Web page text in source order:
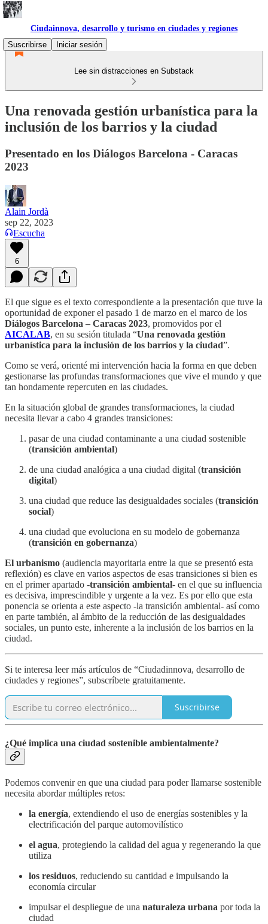
Ciudainnova, desarrollo y turismo en ciudades y regiones
Suscribirse
Iniciar sesión
Lee sin distracciones en Substack
Una renovada gestión urbanística para la
inclusión de los barrios y la ciudad
Presentado en los Diálogos Barcelona - Caracas
2023
Alain Jordà
sep 22, 2023
Escucha
6
El que sigue es el texto correspondiente a la presentación que tuve la
oportunidad de exponer el pasado 1 de marzo en el marco de los
Diálogos Barcelona – Caracas 2023, promovidos por el
AICALAB, en su sesión titulada “Una renovada gestión
urbanística para la inclusión de los barrios y la ciudad”.
Como se verá, orienté mi intervención hacia la forma en que deben
gestionarse las profundas transformaciones que vive el mundo y que
tan hondamente repercuten en las ciudades.
En la situación global de grandes transformaciones, la ciudad
necesita llevar a cabo 4 grandes transiciones:
pasar de una ciudad contaminante a una ciudad sostenible
(transición ambiental)
de una ciudad analógica a una ciudad digital (transición
digital)
una ciudad que reduce las desigualdades sociales (transición
social)
una ciudad que evoluciona en su modelo de gobernanza
(transición en gobernanza)
El urbanismo (audiencia mayoritaria entre la que se presentó esta
reflexión) es clave en varios aspectos de esas transiciones si bien es
en el primer apartado -transición ambiental- en el que su influencia
es decisiva, imprescindible y urgente a la vez. Es por ello que esta
ponencia se orienta a este aspecto -la transición ambiental- así como
en parte también, al ámbito de la reducción de las desigualdades
sociales, un punto este, inherente a la inclusión de los barrios en la
ciudad.
Si te interesa leer más artículos de “Ciudadinnova, desarrollo de
ciudades y regiones”, subscríbete gratuitamente.
Suscribirse
¿Qué implica una ciudad sostenible ambientalmente?
Podemos convenir en que una ciudad para poder llamarse sostenible
necesita abordar múltiples retos:
la energía, extendiendo el uso de energías sostenibles y la
electrificación del parque automovilístico
el agua, protegiendo la calidad del agua y regenerando la que
utiliza
los residuos, reduciendo su cantidad e impulsando la
economía circular
impulsar el despliegue de una naturaleza urbana por toda la
ciudad